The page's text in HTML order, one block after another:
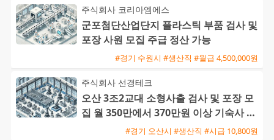
주식회사 코리아엠에스
군포첨단산업단지 플라스틱 부품 검사 및
포장 사원 모집 주급 정산 가능
#경기 수원시 #생산직 #월급 4,500,000원
주식회사 선경테크
오산 3조2교대 소형사출 검사 및 포장 모
집 월 350만에서 370만원 이상 기숙사 지
원 및 통근버스 운행
#경기 오산시 #생산직 #시급 10,800원